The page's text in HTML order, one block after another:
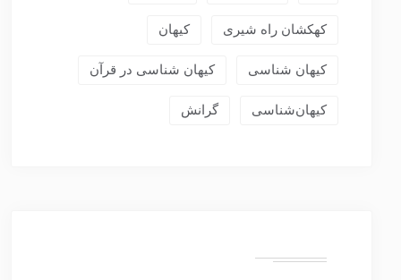
کهکشان راه شیری کیهان
کیهان شناسی کیهان شناسی در قرآن
کیهان‌شناسی گرانش